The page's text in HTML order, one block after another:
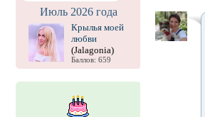
Июль 2026 года
Крылья моей
любви
(Jalagonia)
Баллов: 659